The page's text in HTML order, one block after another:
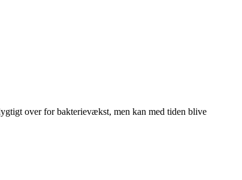
over for bakterievækst, men kan med tiden blive